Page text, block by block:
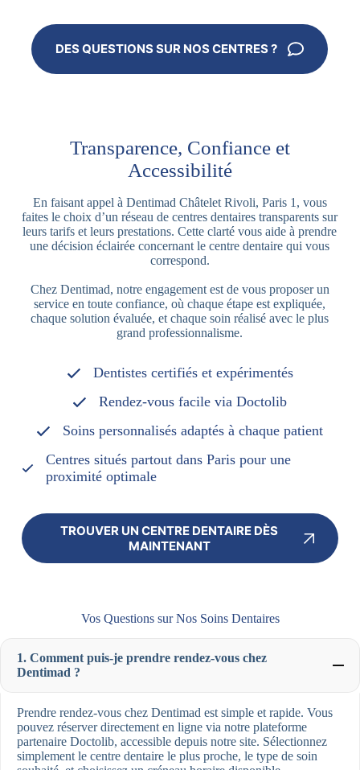
DES QUESTIONS SUR NOS CENTRES ?
Transparence, Confiance et
Accessibilité
En faisant appel à Dentimad Châtelet Rivoli, Paris 1, vous
faites le choix d’un réseau de centres dentaires transparents sur
leurs tarifs et leurs prestations. Cette clarté vous aide à prendre
une décision éclairée concernant le centre dentaire qui vous
correspond.
Chez Dentimad, notre engagement est de vous proposer un
service en toute confiance, où chaque étape est expliquée,
chaque solution évaluée, et chaque soin réalisé avec le plus
grand professionnalisme.
Dentistes certifiés et expérimentés
Rendez-vous facile via Doctolib
Soins personnalisés adaptés à chaque patient
Centres situés partout dans Paris pour une
proximité optimale
TROUVER UN CENTRE DENTAIRE DÈS
MAINTENANT
Vos Questions sur Nos Soins Dentaires
1. Comment puis-je prendre rendez-vous chez
Dentimad ?
Prendre rendez-vous chez Dentimad est simple et rapide. Vous
pouvez réserver directement en ligne via notre plateforme
partenaire Doctolib, accessible depuis notre site. Sélectionnez
simplement le centre dentaire le plus proche, le type de soin